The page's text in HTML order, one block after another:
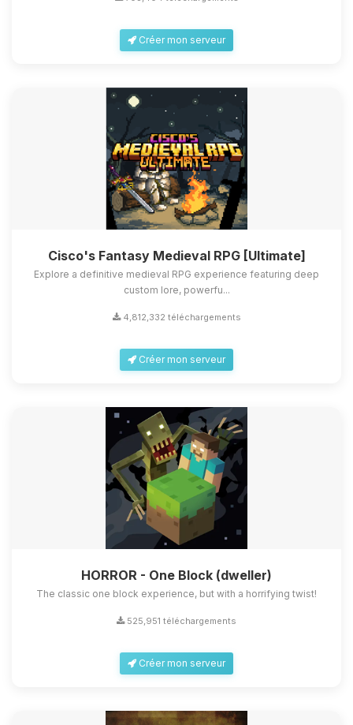
Créer mon serveur
Cisco's Fantasy Medieval RPG [Ultimate]
Explore a definitive medieval RPG experience featuring deep
custom lore, powerfu...
4,812,332 téléchargements
Créer mon serveur
HORROR - One Block (dweller)
The classic one block experience, but with a horrifying twist!
525,951 téléchargements
Créer mon serveur